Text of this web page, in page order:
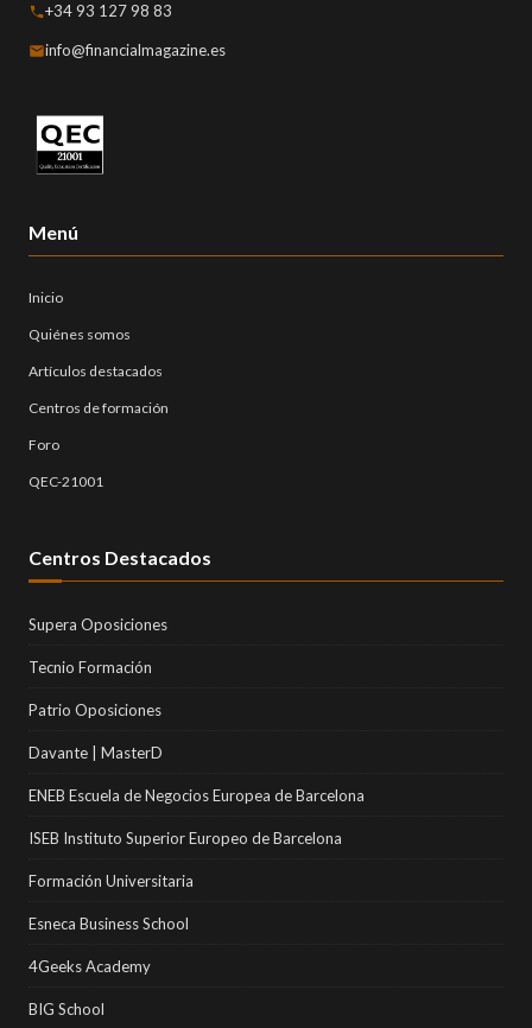
+34 93 127 98 83
info@financialmagazine.es
Menú
Inicio
Quiénes somos
Artículos destacados
Centros de formación
Foro
QEC-21001
Centros Destacados
Supera Oposiciones
Tecnio Formación
Patrio Oposiciones
Davante | MasterD
ENEB Escuela de Negocios Europea de Barcelona
ISEB Instituto Superior Europeo de Barcelona
Formación Universitaria
Esneca Business School
4Geeks Academy
BIG School